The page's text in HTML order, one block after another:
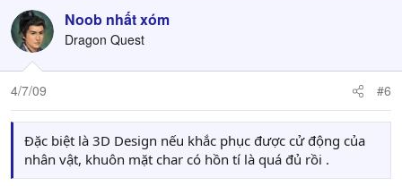
PV : Vậy nếu chọn 1 trong 5 Reason của Nocturne, anh
chọn Reason nào ?
- All at one with the World. United under Law.
- There is only me. Nothing between myself and I.
- Might makes right! Only the strong shall survive!
- None. I wish for the world to be restored to its original
- I reject all Reasons... and substitute my own! All
Demons to arms!
Noob nhất xóm
Dragon Quest
4/7/09 #6
Đặc biệt là 3D Design nếu khắc phục được cử động của
nhân vật, khuôn mặt char có hồn tí là quá đủ rồi .